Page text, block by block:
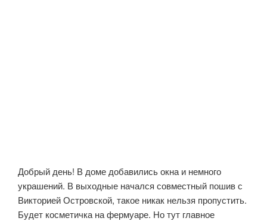
Добрый день! В доме добавились окна и немного
украшений. В выходные начался совместный пошив с
Викторией Островской, такое никак нельзя пропустить.
Будет косметичка на фермуаре. Но тут главное